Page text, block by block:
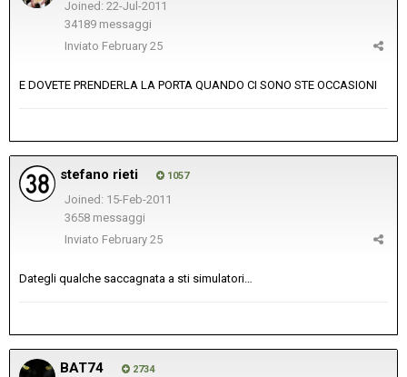
Joined: 22-Jul-2011
34189 messaggi
Inviato February 25
E DOVETE PRENDERLA LA PORTA QUANDO CI SONO STE OCCASIONI
stefano rieti 1057
Joined: 15-Feb-2011
3658 messaggi
Inviato February 25
Dategli qualche saccagnata a sti simulatori…
BAT74 2734